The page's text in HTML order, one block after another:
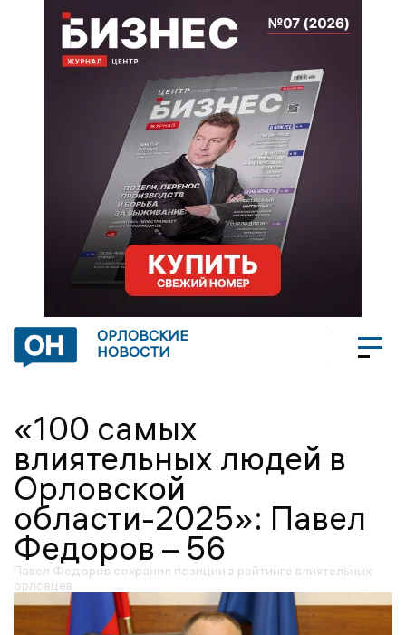
ОРЛОВСКИЕ
НОВОСТИ
«100 самых
влиятельных людей в
Орловской
области-2025»: Павел
Федоров – 56
Павел Федоров сохранил позиции в рейтинге влиятельных
орловцев